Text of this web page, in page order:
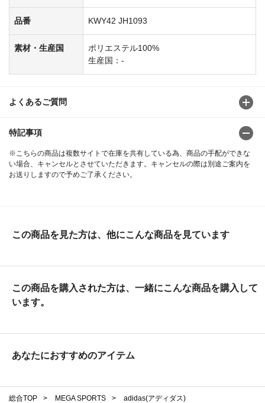
品番 KWY42 JH1093
素材・生産国
ポリエステル100%
生産国：-
よくあるご質問
特記事項
※こちらの商品は複数サイトで在庫を共有している為、商品の手配ができな
い場合、キャンセルとさせていただきます。キャンセルの際は別途ご案内を
お送りしますので予めご了承ください。
この商品を見た方は、他にこんな商品を見ています
この商品を購入された方は、一緒にこんな商品を購入して
います。
あなたにおすすめのアイテム
総合TOP > MEGA SPORTS >
adidas(アディダス)